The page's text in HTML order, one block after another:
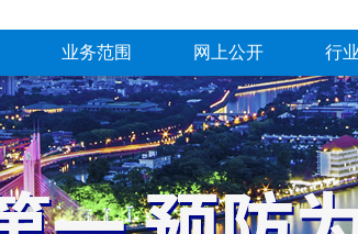
业务范围 网上公开 行